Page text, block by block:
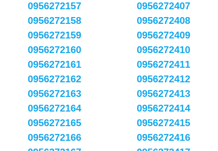
0956272157
0956272158
0956272159
0956272160
0956272161
0956272162
0956272163
0956272164
0956272165
0956272166
0956272407
0956272408
0956272409
0956272410
0956272411
0956272412
0956272413
0956272414
0956272415
0956272416